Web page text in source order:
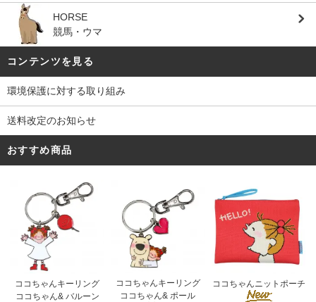
HORSE
競馬・ウマ
コンテンツを見る
環境保護に対する取り組み
送料改定のお知らせ
おすすめ商品
ココちゃんキーリング
ココちゃん& バルーン
ココちゃんキーリング
ココちゃん& ポール
ココちゃんニットポーチ